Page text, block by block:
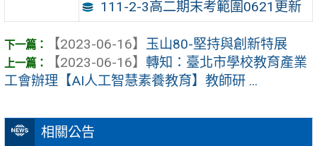
相關公告
111-2-3高二期末考範圍0621更新
【2023-06-16】 玉山80-堅持與創新特展
【2023-06-16】 轉知：臺北市學校教育產業
工會辦理【AI人工智慧素養教育】教師研 ...